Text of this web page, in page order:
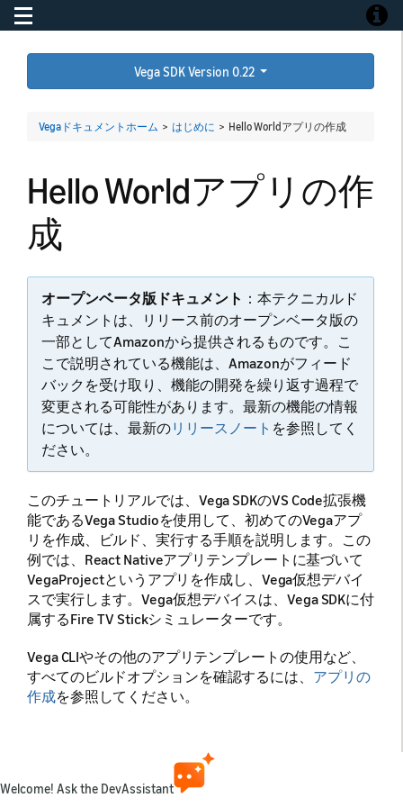
Toggle navigation
Vega SDK Version 0.22
Vegaドキュメントホーム > はじめに > Hello Worldアプリの作成
Hello Worldアプリの作
成
オープンベータ版ドキュメント ：本テクニカルド
キュメントは、リリース前のオープンベータ版の
一部としてAmazonから提供されるものです。こ
こで説明されている機能は、Amazonがフィード
バックを受け取り、機能の開発を繰り返す過程で
変更される可能性があります。最新の機能の情報
については、最新のリリースノート を参照してく
ださい。
このチュートリアルでは、Vega SDKのVS Code拡張機
能であるVega Studioを使用して、初めてのVegaアプ
リを作成、ビルド、実行する手順を説明します。この
例では、React Nativeアプリテンプレートに基づいて
VegaProjectというアプリを作成し、Vega仮想デバイ
スで実行します。Vega仮想デバイスは、Vega SDKに付
属するFire TV Stickシミュレーターです。
Vega CLIやその他のアプリテンプレートの使用など、
すべてのビルドオプションを確認するには、 アプリの
作成を参照してください。
前提条件
Welcome! Ask the DevAssistant